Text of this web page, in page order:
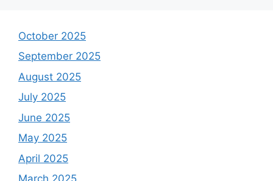
October 2025
September 2025
August 2025
July 2025
June 2025
May 2025
April 2025
March 2025